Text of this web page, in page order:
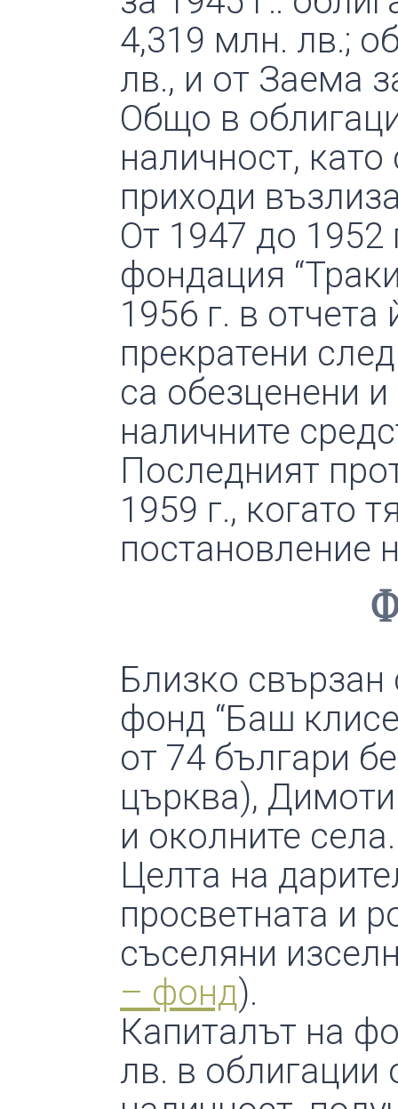
4,319 млн. лв.;
лв., и от Заема
Общо в
наличност,
приходи
От 1947 до 1952
фондация
1956 г. в
прекратени
са обезценени
наличните
Последният
1959 г., когато
постановление
Близко свързан
фонд “Баш
от 74 българи
църква),
и околните
Целта на
просветната и
съселяни
– фонд).
Капиталът на
лв. в облигации